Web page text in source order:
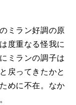
ミラン好調の原
度重なる怪我に
ミランの調子は
戻ってきたかと
めに不在。なか